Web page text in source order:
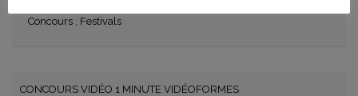
Concours Festivals
CONCOURS VIDÉO 1 MINUTE VIDÉOFORMES